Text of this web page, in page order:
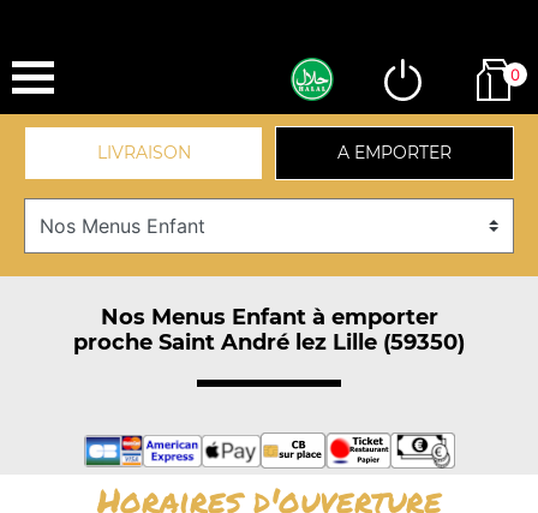
0
LIVRAISON A EMPORTER
Nos Menus Enfant à emporter
proche Saint André lez Lille (59350)
Horaires d'ouverture